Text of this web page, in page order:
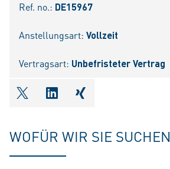
Ref. no.: DE15967
Anstellungsart: Vollzeit
Vertragsart: Unbefristeter Vertrag
shareOntwitter
shareOnlinkedIn
shareOnxing
WOFÜR WIR SIE SUCHEN